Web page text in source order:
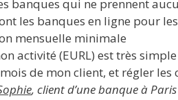
banques qui ne prennent
les banques en ligne pour
mensuelle minimale
activité (EURL) est très
de mon client, et régler les
, client d’une banque à Paris